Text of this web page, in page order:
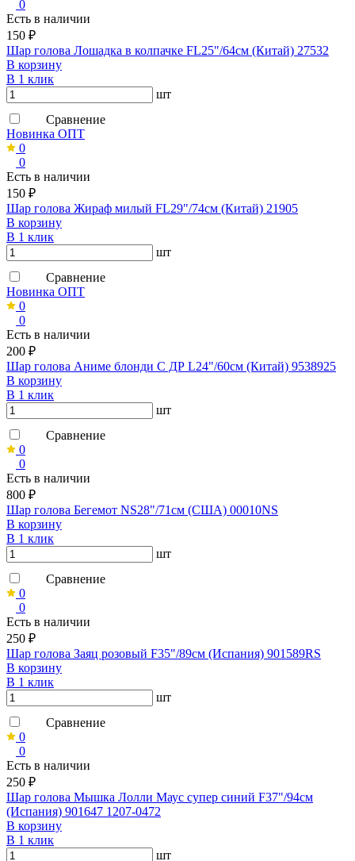
0
Есть в наличии
150 ₽
Шар голова Лошадка в колпачке FL25"/64см (Китай) 27532
В корзину
В 1 клик
шт
Сравнение
Новинка ОПТ
0
0
Есть в наличии
150 ₽
Шар голова Жираф милый FL29"/74см (Китай) 21905
В корзину
В 1 клик
шт
Сравнение
Новинка ОПТ
0
0
Есть в наличии
200 ₽
Шар голова Аниме блонди С ДР L24"/60см (Китай) 9538925
В корзину
В 1 клик
шт
Сравнение
0
0
Есть в наличии
800 ₽
Шар голова Бегемот NS28"/71см (США) 00010NS
В корзину
В 1 клик
шт
Сравнение
0
0
Есть в наличии
250 ₽
Шар голова Заяц розовый F35"/89см (Испания) 901589RS
В корзину
В 1 клик
шт
Сравнение
0
0
Есть в наличии
250 ₽
Шар голова Мышка Лолли Маус супер синий F37"/94см
(Испания) 901647 1207-0472
В корзину
В 1 клик
шт